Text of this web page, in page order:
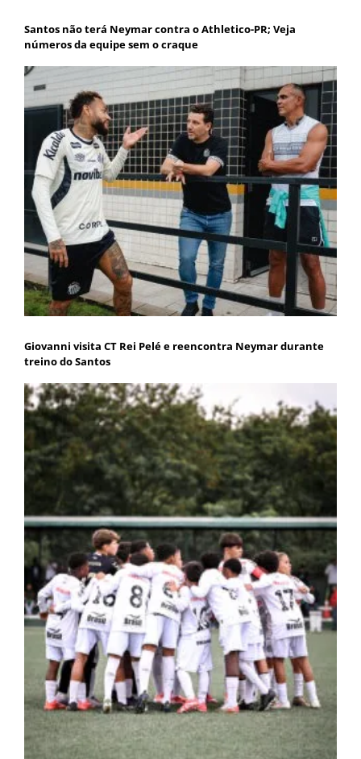
Santos não terá Neymar contra o Athletico-PR; Veja
números da equipe sem o craque
Giovanni visita CT Rei Pelé e reencontra Neymar durante
treino do Santos